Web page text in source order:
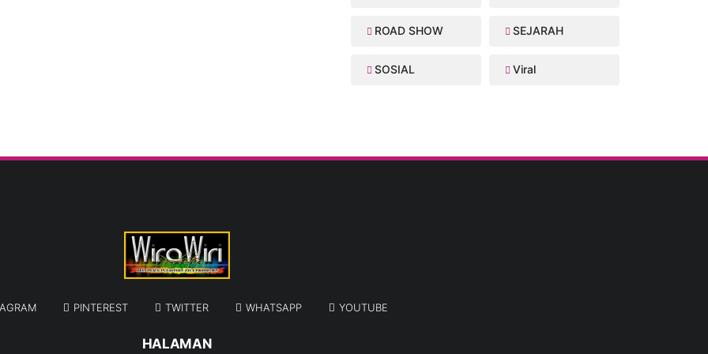
ROAD SHOW SEJARAH
SOSIAL Viral
PINTEREST TWITTER WHATSAPP YOUTUBE
HALAMAN